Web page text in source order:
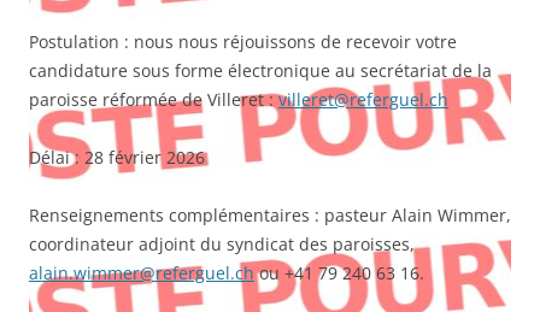
Postulation : nous nous réjouissons de recevoir votre
candidature sous forme électronique au secrétariat de la
paroisse réformée de Villeret :villeret@referguel.ch
Délai : 28 février 2026
Renseignements complémentaires : pasteur Alain Wimmer,
coordinateur adjoint du syndicat des paroisses,
alain.wimmer@referguel.chou +41 79 240 63 16.